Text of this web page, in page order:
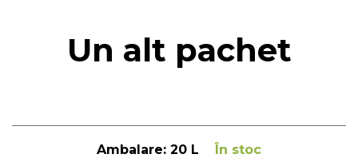
Un alt pachet
Ambalare: 20 L În stoc